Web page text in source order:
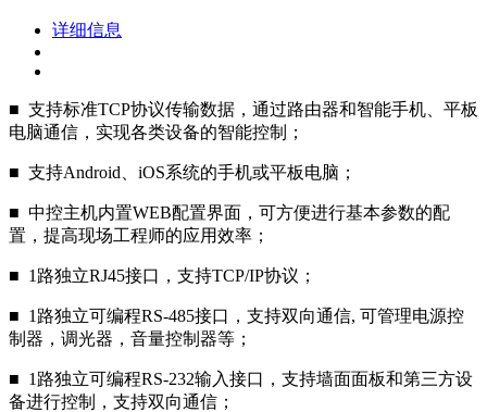
详细信息
■ 支持标准TCP协议传输数据，通过路由器和智能手机、平板
电脑通信，实现各类设备的智能控制；
■ 支持Android、iOS系统的手机或平板电脑；
■ 中控主机内置WEB配置界面，可方便进行基本参数的配
置，提高现场工程师的应用效率；
■ 1路独立RJ45接口，支持TCP/IP协议；
■ 1路独立可编程RS-485接口，支持双向通信, 可管理电源控
制器，调光器，音量控制器等；
■ 1路独立可编程RS-232输入接口，支持墙面面板和第三方设
备进行控制，支持双向通信；